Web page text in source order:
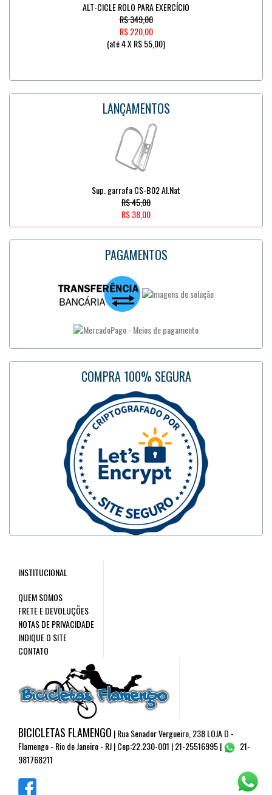
ALT-CICLE ROLO PARA EXERCÍCIO
R$ 349,00
R$ 220,00
(até4 X R$ 55,00)
LANÇAMENTOS
Sup. garrafa CS-B02 Al.Nat
R$ 45,00
R$ 38,00
PAGAMENTOS
COMPRA 100% SEGURA
INSTITUCIONAL
QUEM SOMOS
FRETE E DEVOLUÇÕES
NOTAS DE PRIVACIDADE
INDIQUE O SITE
CONTATO
BICICLETAS FLAMENGO | Rua Senador Vergueiro, 238 LOJA D -
Flamengo - Rio de Janeiro - RJ | Cep:22.230-001 | 21-25516995 |
21-
981768211